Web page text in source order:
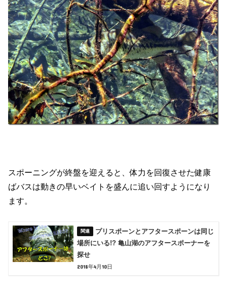
スポーニングが終盤を迎えると、体力を回復させた健康
ばバスは動きの早いベイトを盛んに追い回すようになり
ます。
プリスポーンとアフタースポーンは同じ
場所にいる!? 亀山湖のアフタースポーナーを
探せ
2018年4月10日